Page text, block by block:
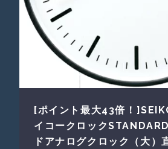
[ポイント最大43倍！
イコークロック
ドアナログクロック（大）